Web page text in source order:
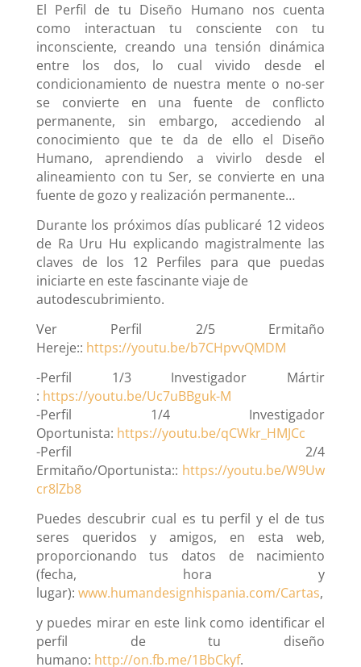
El Perfil de tu Diseño Humano nos cuenta
como interactuan tu consciente con tu
inconsciente, creando una tensión dinámica
entre los dos, lo cual vivido desde el
condicionamiento de nuestra mente o no-ser
se convierte en una fuente de conflicto
permanente, sin embargo, accediendo al
conocimiento que te da de ello el Diseño
Humano, aprendiendo a vivirlo desde el
alineamiento con tu Ser, se convierte en una
fuente de gozo y realización permanente…
Durante los próximos días publicaré 12 videos
de Ra Uru Hu explicando magistralmente las
claves de los 12 Perfiles para que puedas
iniciarte en este fascinante viaje de
autodescubrimiento.
Ver Perfil 2/5 Ermitaño
Hereje:: https://youtu.be/b7CHpvvQMDM
-Perfil 1/3 Investigador Mártir
: https://youtu.be/Uc7uBBguk-M
-Perfil 1/4 Investigador
Oportunista: https://youtu.be/qCWkr_HMJCc
-Perfil 2/4
Ermitaño/Oportunista:: https://youtu.be/W9Uw
cr8lZb8
Puedes descubrir cual es tu perfil y el de tus
seres queridos y amigos, en esta web,
proporcionando tus datos de nacimiento
(fecha, hora y
lugar): www.humandesignhispania.com/Cartas,
y puedes mirar en este link como identificar el
perfil de tu diseño
humano: http://on.fb.me/1BbCkyf.